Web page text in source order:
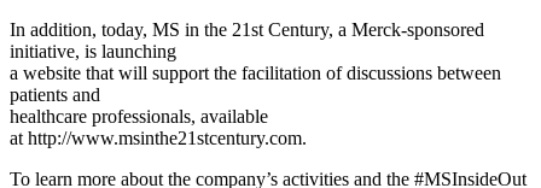
In addition, today, MS in the 21st Century, a Merck-sponsored
initiative, is launching
a website that will support the facilitation of discussions between
patients and
healthcare professionals, available
at http://www.msinthe21stcentury.com.
To learn more about the company’s activities and the #MSInsideOut